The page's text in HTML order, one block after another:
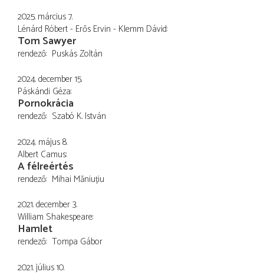
2025. március 7.
Lénárd Róbert - Erős Ervin - Klemm Dávid
Tom Sawyer
rendező Puskás Zoltán
2024. december 15.
Páskándi Géza
Pornokrácia
rendező Szabó K. István
2024. május 8.
Albert Camus
A félreértés
rendező Mihai Măniuțiu
2021. december 3.
William Shakespeare
Hamlet
rendező Tompa Gábor
2021. július 10.